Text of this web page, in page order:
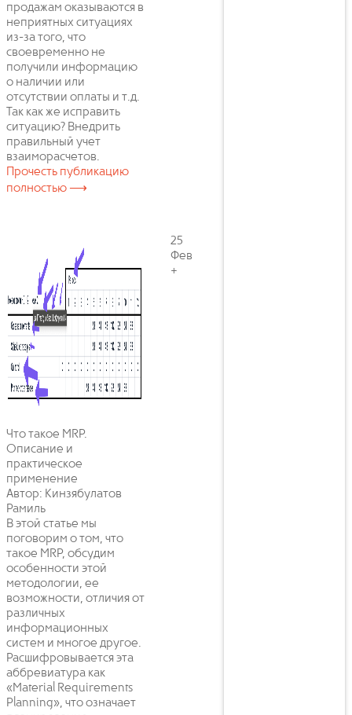
продажам оказываются в
неприятных ситуациях
из-за того, что
своевременно не
получили информацию
о наличии или
отсутствии оплаты и т.д.
Так как же исправить
ситуацию? Внедрить
правильный учет
взаиморасчетов.
Прочесть публикацию
полностью ⟶
Что такое MRP.
Описание и
практическое
применение
Автор: Кинзябулатов
Рамиль
В этой статье мы
поговорим о том, что
такое MRP, обсудим
особенности этой
методологии, ее
возможности, отличия от
различных
информационных
систем и многое другое.
Расшифровывается эта
аббревиатура как
«Material Requirements
Planning», что означает
25
Фев
+